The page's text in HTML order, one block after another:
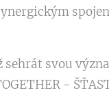
sehrát svou
-